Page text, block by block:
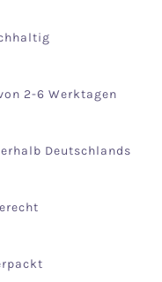
2-6 Werktagen
Deutschlands